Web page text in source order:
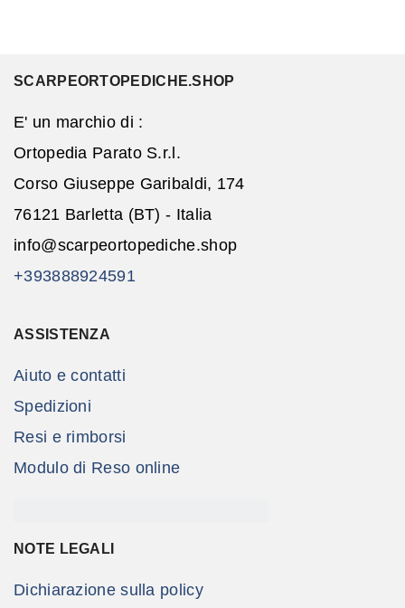
SCARPEORTOPEDICHE.SHOP
E' un marchio di :
Ortopedia Parato S.r.l.
Corso Giuseppe Garibaldi, 174
76121 Barletta (BT) - Italia
info@scarpeortopediche.shop
+393888924591
ASSISTENZA
Aiuto e contatti
Spedizioni
Resi e rimborsi
Modulo di Reso online
NOTE LEGALI
Dichiarazione sulla policy